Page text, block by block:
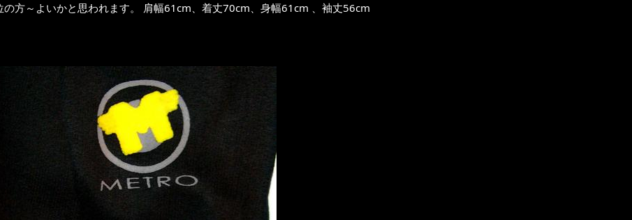
の方～よいかと思われます。 肩幅61cm、着丈70cm、身幅61cm 、袖丈56cm